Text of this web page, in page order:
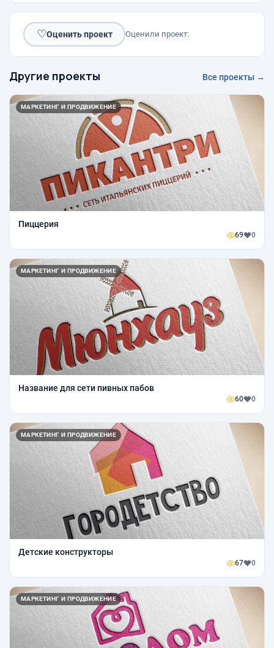
♡Оценить проект Оценили проект:
Другие проекты Все проекты →
МАРКЕТИНГ И ПРОДВИЖЕНИЕ
Пиццерия
69 0
МАРКЕТИНГ И ПРОДВИЖЕНИЕ
Название для сети пивных пабов
60 0
МАРКЕТИНГ И ПРОДВИЖЕНИЕ
Детские конструкторы
67 0
МАРКЕТИНГ И ПРОДВИЖЕНИЕ